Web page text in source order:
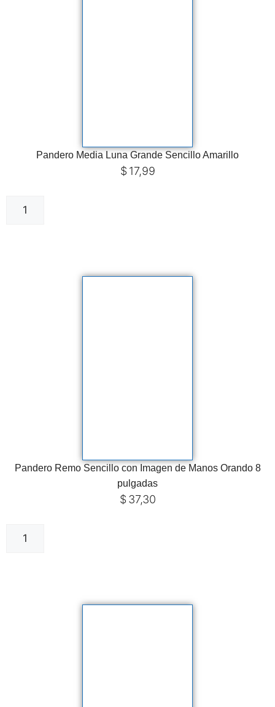
Pandero Media Luna Grande Sencillo Amarillo
$ 17,99
Pandero Remo Sencillo con Imagen de Manos Orando 8
pulgadas
$ 37,30